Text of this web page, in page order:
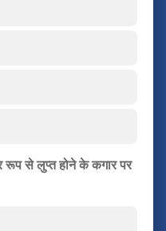
रूप से लुप्त होने के कगार पर